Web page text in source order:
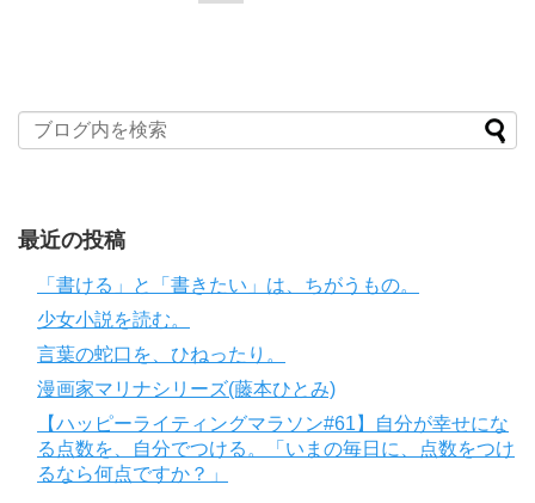
最近の投稿
「書ける」と「書きたい」は、ちがうもの。
少女小説を読む。
言葉の蛇口を、ひねったり。
漫画家マリナシリーズ(藤本ひとみ)
【ハッピーライティングマラソン#61】自分が幸せにな
る点数を、自分でつける。「いまの毎日に、点数をつけ
るなら何点ですか？」